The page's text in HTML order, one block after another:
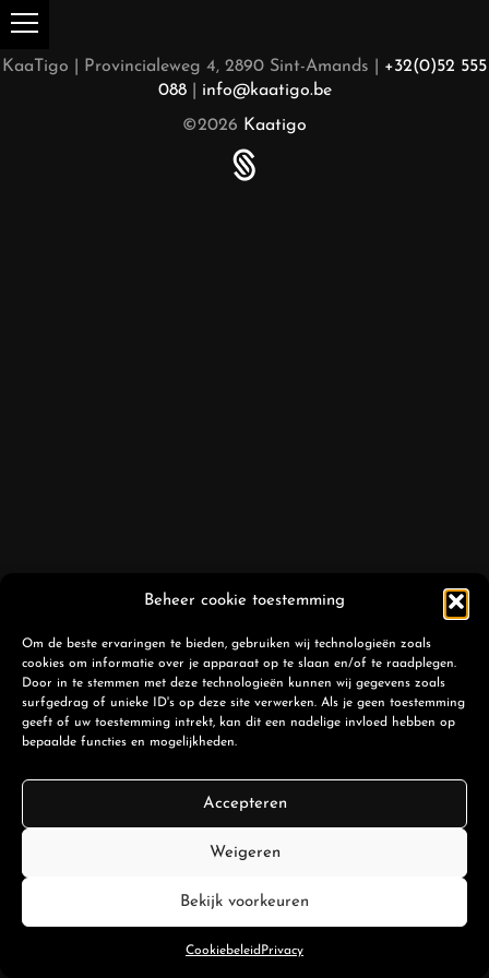
Beheer cookie toestemming
Om de beste ervaringen te bieden, gebruiken wij technologieën zoals
cookies om informatie over je apparaat op te slaan en/of te raadplegen.
Door in te stemmen met deze technologieën kunnen wij gegevens zoals
surfgedrag of unieke ID's op deze site verwerken. Als je geen toestemming
geeft of uw toestemming intrekt, kan dit een nadelige invloed hebben op
bepaalde functies en mogelijkheden.
Accepteren
Weigeren
Bekijk voorkeuren
Cookiebeleid Privacy
KaaTigo | Provincialeweg 4, 2890 Sint-Amands | +32(0)52 555
088| info@kaatigo.be
©2026 Kaatigo